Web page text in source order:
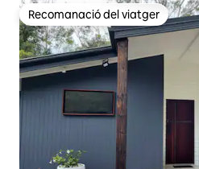
Recomanació del viatger
Recomanació del viatger